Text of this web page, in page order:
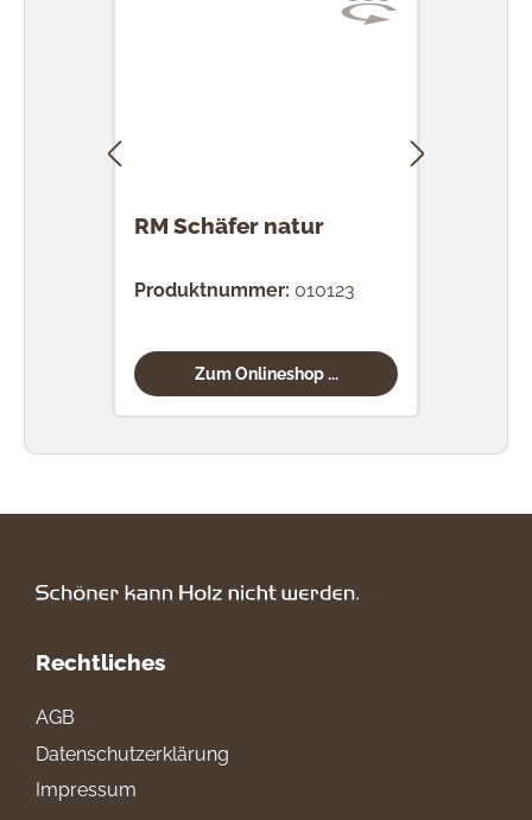
RM Schäfer natur
Produktnummer: 010123
Zum Onlineshop ...
Rechtliches
AGB
Datenschutzerklärung
Impressum